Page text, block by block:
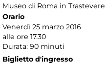
Museo di Roma in Trastevere
Orario
Venerdì 25 marzo 2016
alle ore 17.30
Durata: 90 minuti
Biglietto d'ingresso